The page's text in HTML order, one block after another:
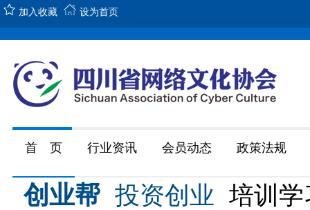
加入收藏 设为首页
首 页 行业资讯 会员动态 政策法规
创业帮 投资创业 培训学